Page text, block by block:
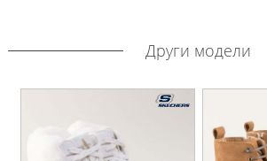
Други модели